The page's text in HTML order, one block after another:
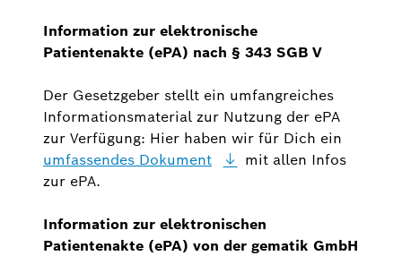
Information zur elektronische
Patientenakte (ePA) nach § 343 SGB V
Der Gesetzgeber stellt ein umfangreiches
Informationsmaterial zur Nutzung der ePA
zur Verfügung: Hier haben wir für Dich ein
umfassendes Dokument
mit allen Infos
zur ePA.
Information zur elektronischen
Patientenakte (ePA) von der gematik GmbH